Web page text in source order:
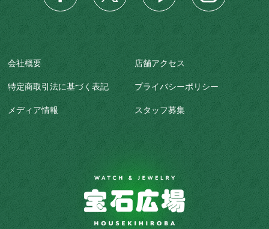
会社概要 店舗アクセス
特定商取引法に基づく表記 プライバシーポリシー
メディア情報 スタッフ募集